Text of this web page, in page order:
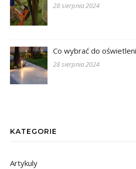
28 sierpnia 2024
Co wybrać do
28 sierpnia 2024
KATEGORIE
Artykuly